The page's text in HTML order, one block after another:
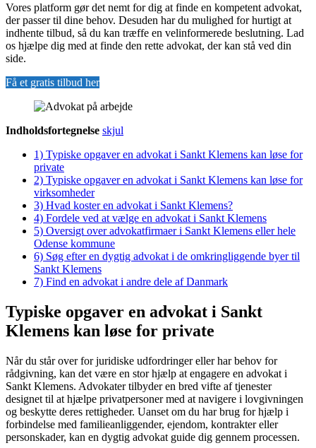
Vores platform gør det nemt for dig at finde en kompetent advokat,
der passer til dine behov. Desuden har du mulighed for hurtigt at
indhente tilbud, så du kan træffe en velinformerede beslutning. Lad
os hjælpe dig med at finde den rette advokat, der kan stå ved din
side.
Få et gratis tilbud her
Indholdsfortegnelse skjul
1) Typiske opgaver en advokat i Sankt Klemens kan løse for
private
2) Typiske opgaver en advokat i Sankt Klemens kan løse for
virksomheder
3) Hvad koster en advokat i Sankt Klemens?
4) Fordele ved at vælge en advokat i Sankt Klemens
5) Oversigt over advokatfirmaer i Sankt Klemens eller hele
Odense kommune
6) Søg efter en dygtig advokat i de omkringliggende byer til
Sankt Klemens
7) Find en advokat i andre dele af Danmark
Typiske opgaver en advokat i Sankt
Klemens kan løse for private
Når du står over for juridiske udfordringer eller har behov for
rådgivning, kan det være en stor hjælp at engagere en advokat i
Sankt Klemens. Advokater tilbyder en bred vifte af tjenester
designet til at hjælpe privatpersoner med at navigere i lovgivningen
og beskytte deres rettigheder. Uanset om du har brug for hjælp i
forbindelse med familieanliggender, ejendom, kontrakter eller
personskader, kan en dygtig advokat guide dig gennem processen.